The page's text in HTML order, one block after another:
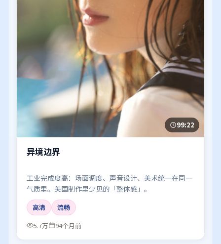
99:22
异境边界
工业完成度高：场面调度、声音设计、美术统一在同一
气质里。美国制作里少见的「整体感」。
高清
流畅
5.7万
94个月前